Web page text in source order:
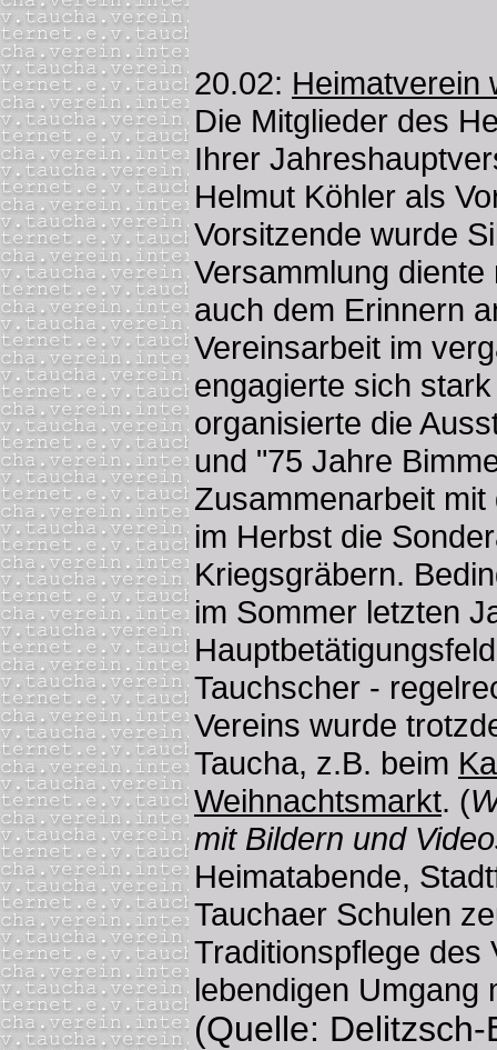
20.02: Heimatverein
Die Mitglieder des
Ihrer
Helmut Köhler als
Vorsitzende wurde
Versammlung
auch dem Erinnern
Vereinsarbeit im
engagierte sich
organisierte die
und "75 Jahre
Zusammenarbeit
im Herbst die
Kriegsgräbern.
im Sommer letzten
Tauchscher -
Vereins wurde
Taucha, z.B. beim
Weihnachtsmarkt. (
mit Bildern und
Heimatabende,
Tauchaer Schulen
Traditionspflege des
lebendigen Umgang
(Quelle: